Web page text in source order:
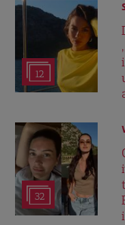
12
32